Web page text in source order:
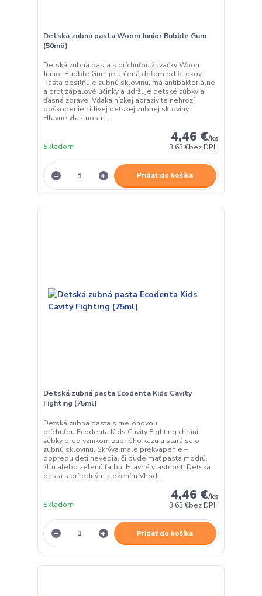
Detská zubná pasta Woom Junior Bubble Gum
(50mô)
Detská zubná pasta s príchuťou žuvačky Woom
Junior Bubble Gum je určená deťom od 6 rokov.
Pasta posilňuje zubnú sklovinu, má antibakteriálne
a protizápalové účinky a udržuje detské zúbky a
ďasná zdravé. Vďaka nízkej abrazivite nehrozí
poškodenie citlivej detskej zubnej skloviny.
Hlavné vlastnosti ...
4,46 €/ks
3,63 €bez DPH
Skladom
Pridať do košíka
Detská zubná pasta Ecodenta Kids Cavity
Fighting (75ml)
Detská zubná pasta s melónovou
príchuťou Ecodenta Kids Cavity Fighting chráni
zúbky pred vznikom zubného kazu a stará sa o
zubnú sklovinu. Skrýva malé prekvapenie –
dopredu deti nevedia, či bude mať pasta modrú,
žltú alebo zelenú farbu. Hlavné vlastnosti Detská
pasta s prírodným zložením Vhod...
4,46 €/ks
3,63 €bez DPH
Skladom
Pridať do košíka